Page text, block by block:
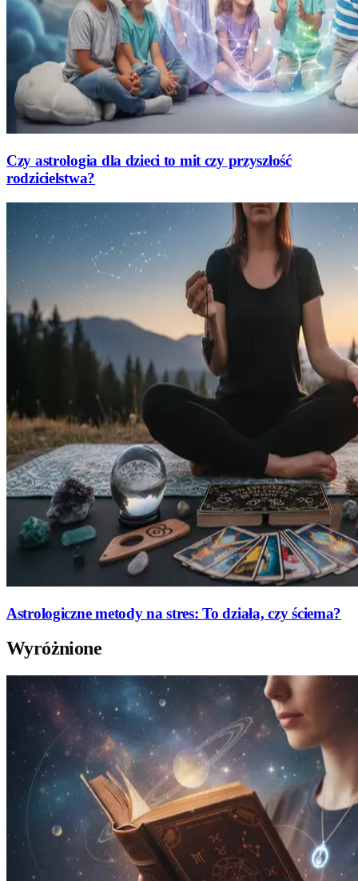
Czy astrologia dla dzieci to mit czy przyszłość
rodzicielstwa?
Astrologiczne metody na stres: To działa, czy ściema?
Wyróżnione